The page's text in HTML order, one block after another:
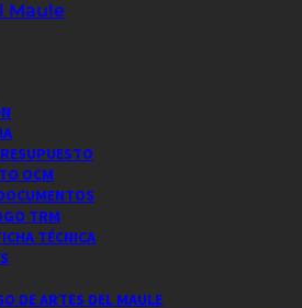
OCM
TRM
TÉCNICA
DE ARTES DEL MAULE